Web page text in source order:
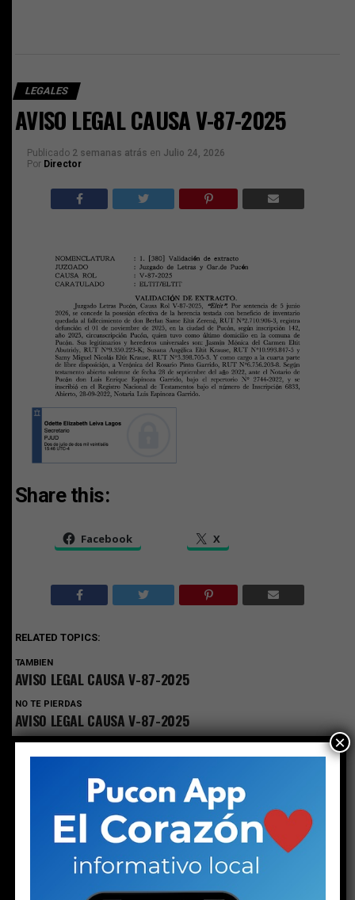
LEGALES
AVISO LEGAL CAUSA V-87-2025
Publicado 2 semanas atrás en Julio 24, 2026
Por Director
Share this:
Facebook X
RELATED TOPICS:
TAMBIEN
AVISO LEGAL CAUSA V-87-2025
NO TE PIERDAS
AVISO LEGAL CAUSA V-87-2025
×